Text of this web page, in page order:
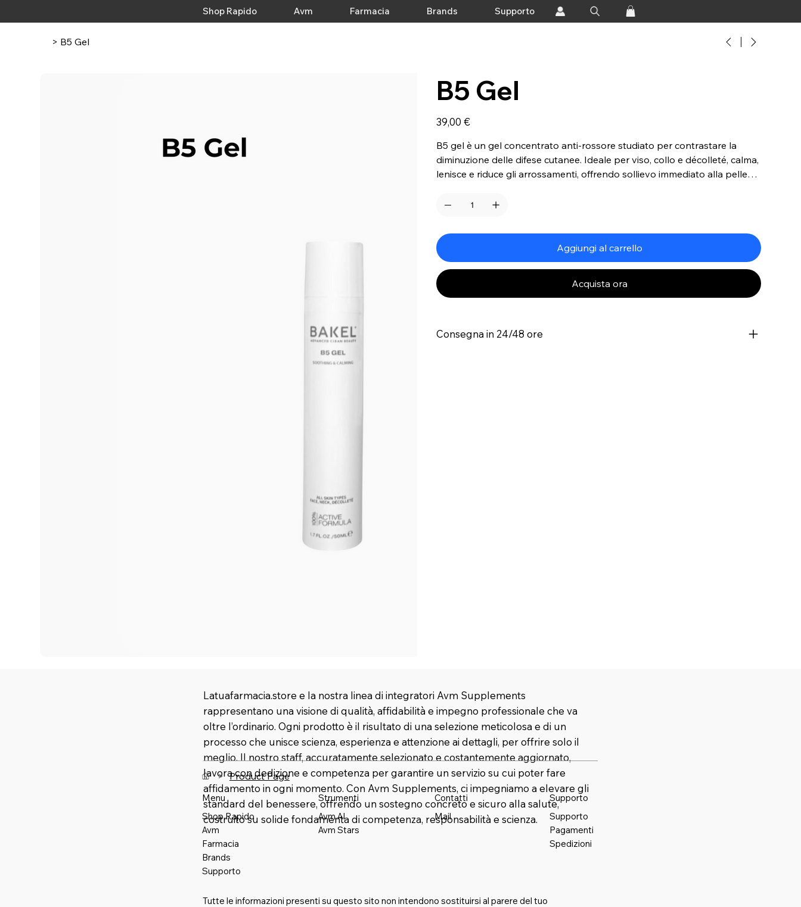
Shop Rapido Avm Farmacia Brands Supporto
> B5 Gel
B5 Gel
Prezzo
39,00 €
B5 gel è un gel concentrato anti-rossore studiato per contrastare la
diminuzione delle difese cutanee. Ideale per viso, collo e décolleté, calma,
lenisce e riduce gli arrossamenti, offrendo sollievo immediato alla pelle
Aggiungi al carrello
Acquista ora
Consegna in 24/48 ore
Latuafarmacia.store e la nostra linea di integratori Avm Supplements
rappresentano una visione di qualità, affidabilità e impegno professionale che va
oltre l’ordinario. Ogni prodotto è il risultato di una selezione meticolosa e di un
processo che unisce scienza, esperienza e attenzione ai dettagli, per offrire solo il
meglio. Il nostro staff, accuratamente selezionato e costantemente aggiornato,
lavora con dedizione e competenza per garantire un servizio su cui poter fare
affidamento in ogni momento. Con Avm Supplements, ci impegniamo a elevare gli
standard del benessere, offrendo un sostegno concreto e sicuro alla salute,
costruito su solide fondamenta di competenza, responsabilità e scienza.
> Product Page
Menu
Shop Rapido
Avm
Farmacia
Brands
Supporto
Strumenti
Avm AI
Avm Stars
Contatti
Mail
Supporto
Supporto
Pagamenti
Spedizioni
Tutte le informazioni presenti su questo sito non intendono sostituirsi al parere del tuo